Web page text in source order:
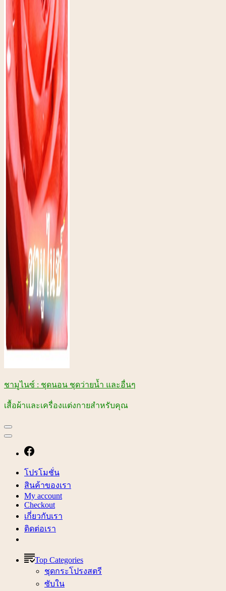
ชามูไนซ์ : ชุดนอน ชุดว่ายน้ำ และอื่นๆ
เสื้อผ้าและเครื่องแต่งกายสำหรับคุณ
โปรโมชั่น
สินค้าของเรา
My account
Checkout
เกี่ยวกับเรา
ติดต่อเรา
Top Categories
ชุดกระโปรงสตรี
ซับใน